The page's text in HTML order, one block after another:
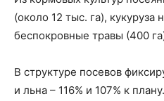
(около 12 тыс. га), кукуруза
беспокровные травы (400
В структуре посевов
и льна – 116% и 107% к